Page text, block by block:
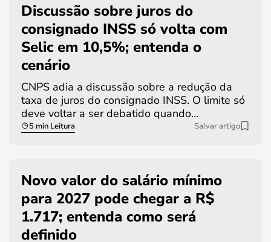
Discussão sobre juros do
consignado INSS só volta com
Selic em 10,5%; entenda o
cenário
CNPS adia a discussão sobre a redução da
taxa de juros do consignado INSS. O limite só
deve voltar a ser debatido quando…
5 min Leitura Salvar artigo
Novo valor do salário mínimo
para 2027 pode chegar a R$
1.717; entenda como será
definido